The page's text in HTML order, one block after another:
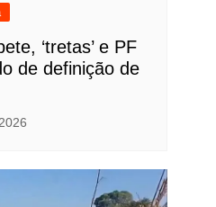
‘tretas’ e PF
de definição de